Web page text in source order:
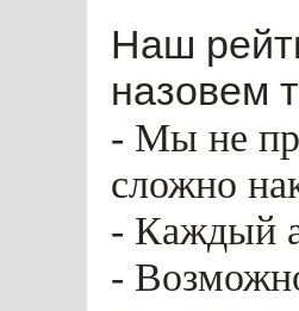
Наш
назовем
- Мы не
сложно
- Каждый
-